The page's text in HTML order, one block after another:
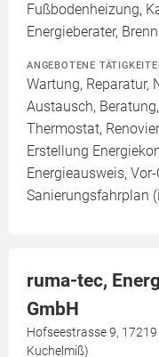
Fußbodenheizung,
Energieberater,
ANGEBOTENE
Wartung, Reparatur,
Austausch,
Thermostat,
Erstellung
Energieausweis,
Sanierungsfahrplan
ruma-tec,
GmbH
Hofseestrasse 9,
Kuchelmiß)